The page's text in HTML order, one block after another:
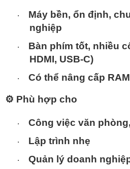
· Máy bền, ổn định,
nghiệp
· Bàn phím tốt, nhiều
HDMI, USB-C)
· Có thể nâng cấp
⚙️ Phù hợp cho
· Công việc văn
· Lập trình nhẹ
· Quản lý doanh